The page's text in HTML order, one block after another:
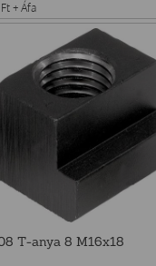
Ft + Áfa
T-anya 8 M16x18